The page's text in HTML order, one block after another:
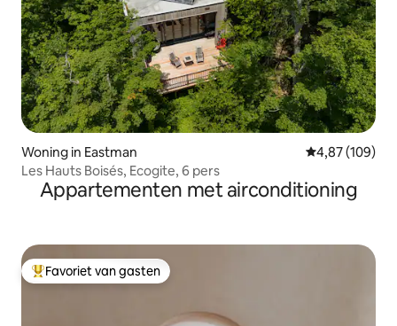
Woning in Eastman Gemiddelde
4,87 (109)
Les Hauts Boisés, Ecogite, 6 pers
Appartementen met airconditioning
Topfavoriet van gasten
Favoriet van gasten